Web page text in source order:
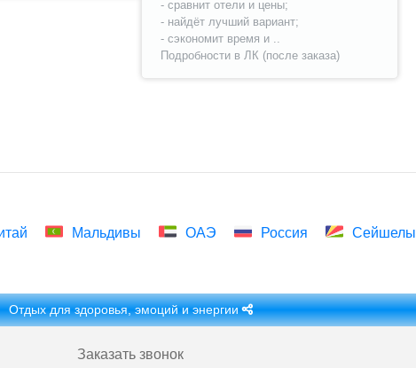
- сравнит отели и цены;
- найдёт лучший вариант;
- сэкономит время и ..
Подробности в ЛК (после заказа)
Мальдивы ОАЭ Россия Сейшелы
Отдых для здоровья, эмоций и энергии
Заказать звонок